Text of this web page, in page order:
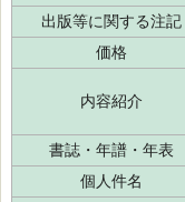
出版等に関する注記
価格
内容紹介
書誌・年譜・年表
個人件名